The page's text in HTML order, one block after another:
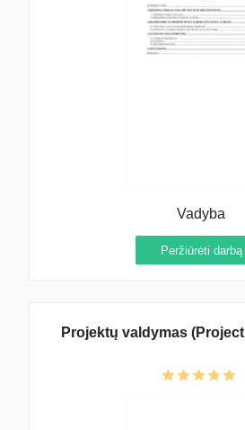
Vadyba
Peržiūrėti darbą
Projektų valdymas